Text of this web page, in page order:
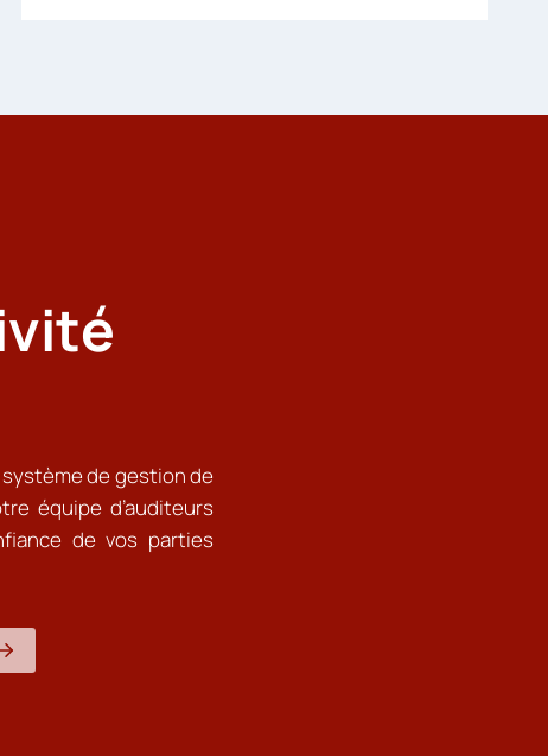
de gestion de
équipe d’auditeurs
de vos parties